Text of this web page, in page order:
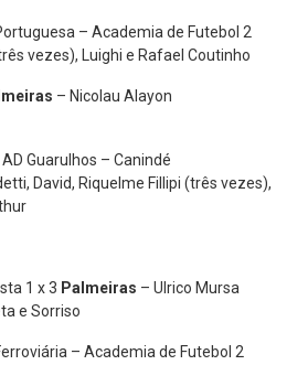
– Academia de Futebol 2
vezes), Luighi e Rafael Coutinho
– Nicolau Alayon
AD Guarulhos – Canindé
David, Riquelme Fillipi (três vezes),
1 x 3 Palmeiras – Ulrico Mursa
e Sorriso
– Academia de Futebol 2